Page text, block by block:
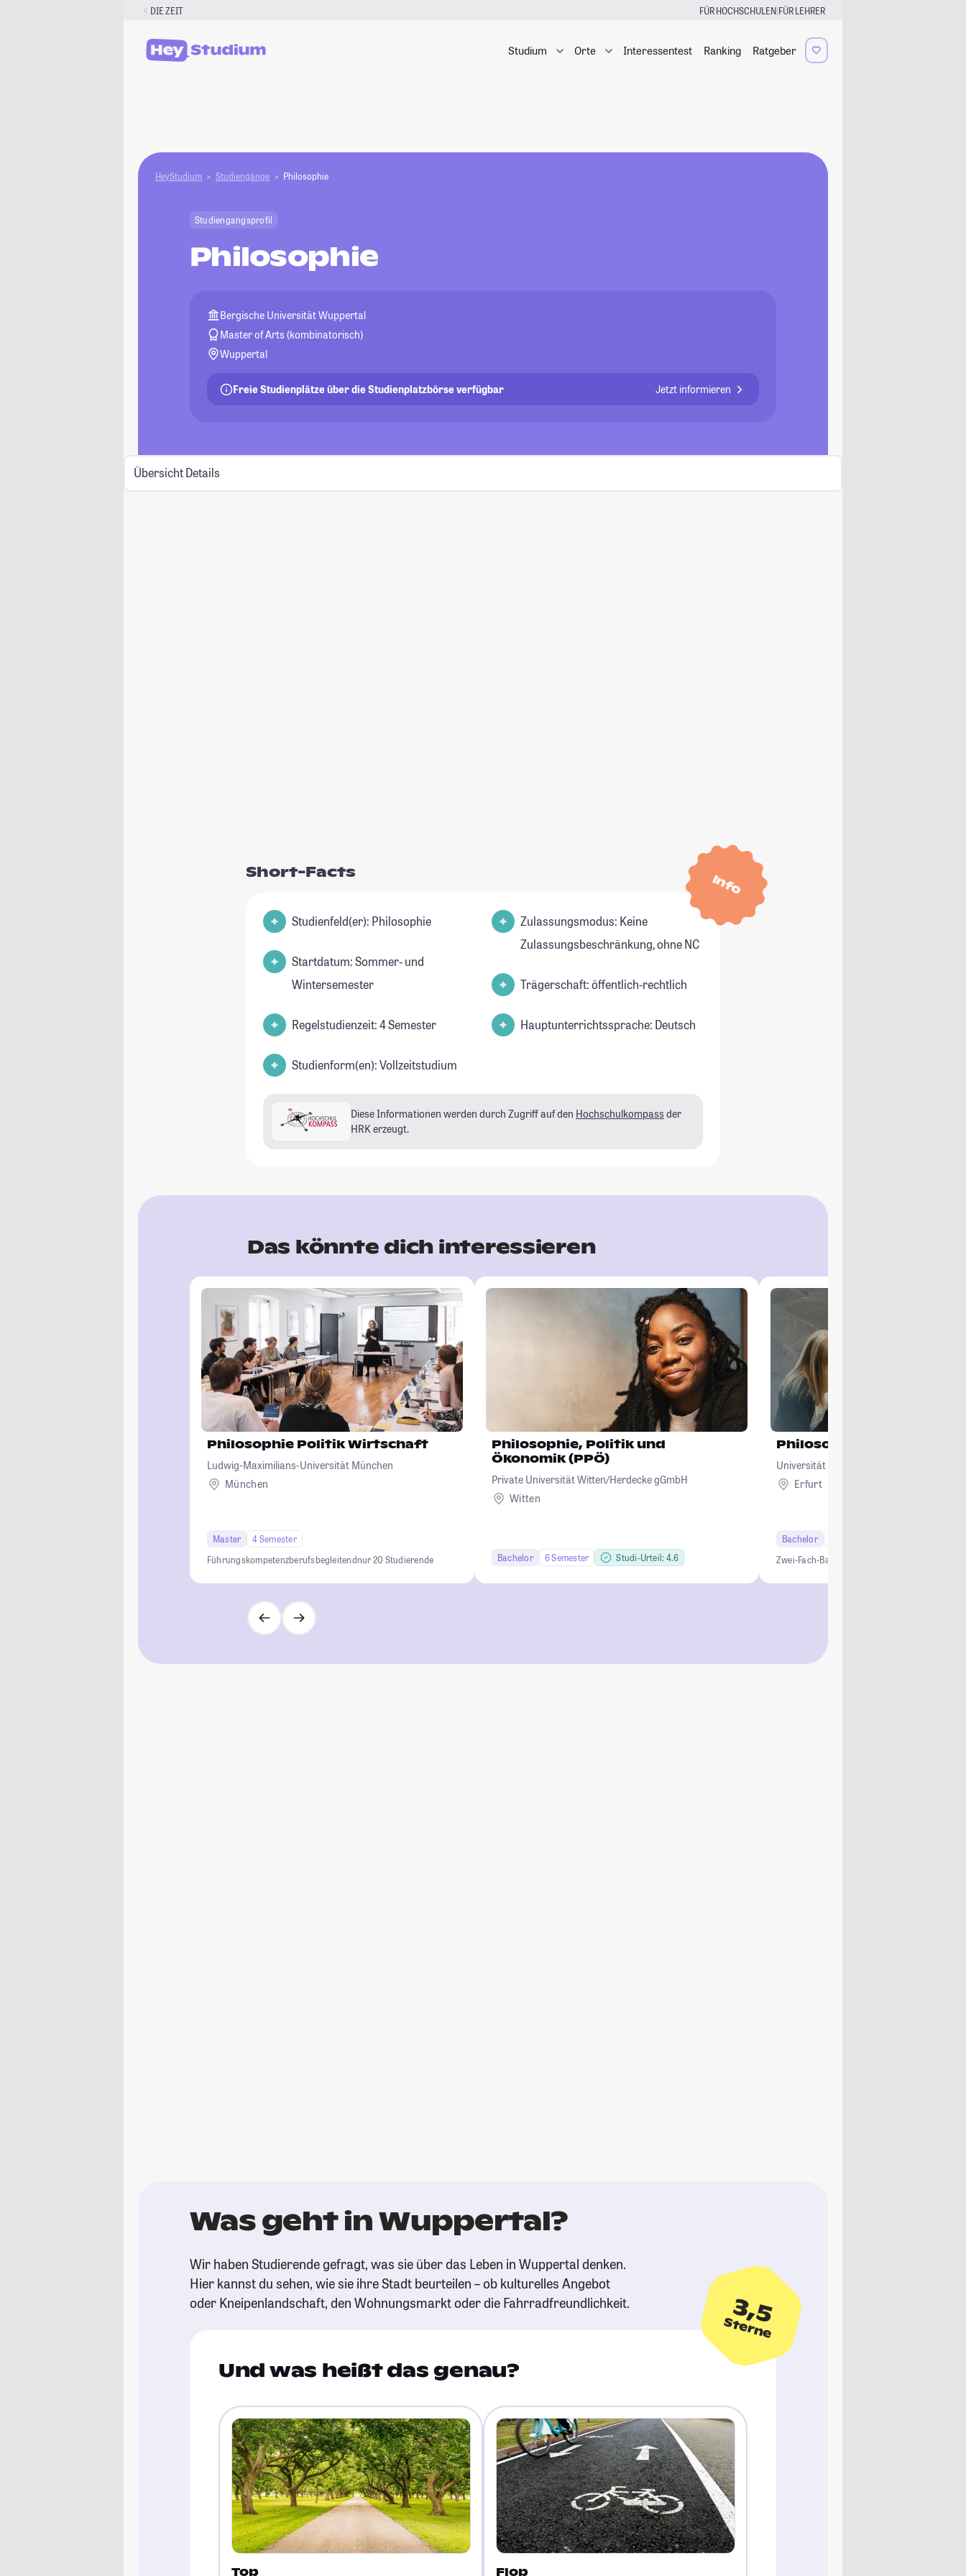
DIE ZEIT FÜR HOCHSCHULEN|FÜR LEHRER
Studium Orte Interessentest Ranking Ratgeber
HeyStudium Studiengänge Philosophie
Studiengangsprofil
Philosophie
Bergische Universität Wuppertal
Master of Arts (kombinatorisch)
Wuppertal
Freie Studienplätze über die Studienplatzbörse verfügbar Jetzt informieren
Übersicht Details
Info
Short-Facts
Studienfeld(er): Philosophie
Startdatum: Sommer- und
Wintersemester
Regelstudienzeit: 4 Semester
Studienform(en): Vollzeitstudium
Zulassungsmodus: Keine
Zulassungsbeschränkung, ohne NC
Trägerschaft: öffentlich-rechtlich
Hauptunterrichtssprache: Deutsch
Diese Informationen werden durch Zugriff auf den Hochschulkompass der
HRK erzeugt.
Das könnte dich interessieren
Philosophie Politik Wirtschaft
Ludwig-Maximilians-Universität München
München
Master
4 Semester
Führungskompetenzberufsbegleitendnur 20 Studierende
Philosophie, Politik und
Ökonomik (PPÖ)
Private Universität Witten/Herdecke gGmbH
Witten
Bachelor 6 Semester Studi-Urteil: 4.6
Philosophie
Universität Erfurt
Erfurt
Bachelor
Zwei-Fach-Bachelor
Was geht in Wuppertal?
Wir haben Studierende gefragt, was sie über das Leben in Wuppertal denken.
Hier kannst du sehen, wie sie ihre Stadt beurteilen – ob kulturelles Angebot
oder Kneipenlandschaft, den Wohnungsmarkt oder die Fahrradfreundlichkeit.
3,5
Sterne
Und was heißt das genau?
Top Flop